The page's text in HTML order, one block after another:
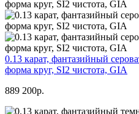
0.13 карат, фантазийный
форма круг, SI2 чистота, GIA
889 200р.